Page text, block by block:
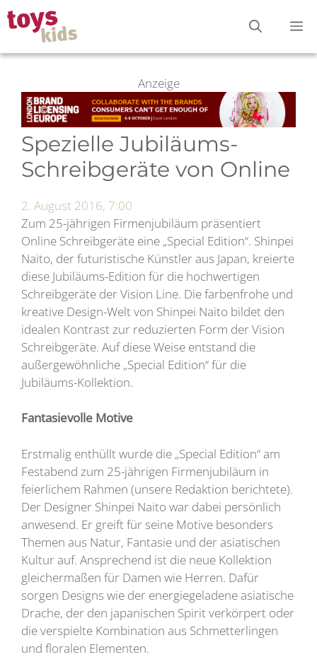
Zum
Inhalt
springen
Anzeige
Spezielle Jubiläums-
Schreibgeräte von Online
2. August 2016, 7:00
Zum 25-jährigen Firmenjubiläum präsentiert
Online Schreibgeräte eine „Special Edition“. Shinpei
Naito, der futuristische Künstler aus Japan, kreierte
diese Jubiläums-Edition für die hochwertigen
Schreibgeräte der Vision Line. Die farbenfrohe und
kreative Design-Welt von Shinpei Naito bildet den
idealen Kontrast zur reduzierten Form der Vision
Schreibgeräte. Auf diese Weise entstand die
außergewöhnliche „Special Edition“ für die
Jubiläums-Kollektion.
Fantasievolle Motive
Erstmalig enthüllt wurde die „Special Edition“ am
Festabend zum 25-jährigen Firmenjubiläum in
feierlichem Rahmen (unsere Redaktion berichtete).
Der Designer Shinpei Naito war dabei persönlich
anwesend. Er greift für seine Motive besonders
Themen aus Natur, Fantasie und der asiatischen
Kultur auf. Ansprechend ist die neue Kollektion
gleichermaßen für Damen wie Herren. Dafür
sorgen Designs wie der energiegeladene asiatische
Drache, der den japanischen Spirit verkörpert oder
die verspielte Kombination aus Schmetterlingen
und floralen Elementen.